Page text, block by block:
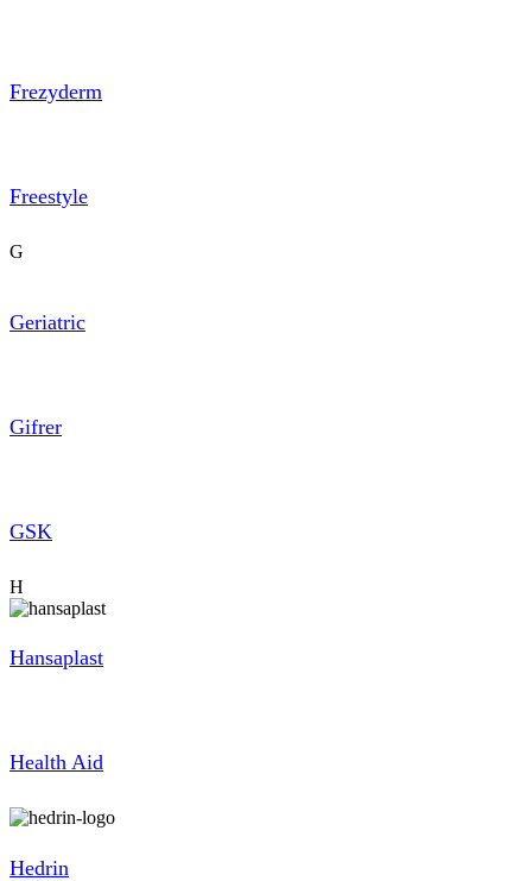
Frezyderm
Freestyle
G
Geriatric
Gifrer
GSK
H
Hansaplast
Health Aid
Hedrin